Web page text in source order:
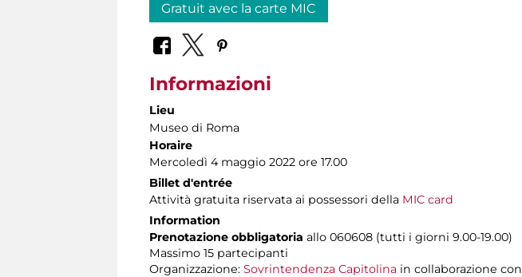
Gratuit avec la carte MIC
Informazioni
Lieu
Museo di Roma
Horaire
Mercoledì 4 maggio 2022 ore 17.00
Billet d'entrée
Attività gratuita riservata ai possessori della MIC card
Information
Prenotazione obbligatoria allo 060608 (tutti i giorni 9.00-19.00)
Massimo 15 partecipanti
Organizzazione: Sovrintendenza Capitolina in collaborazione con